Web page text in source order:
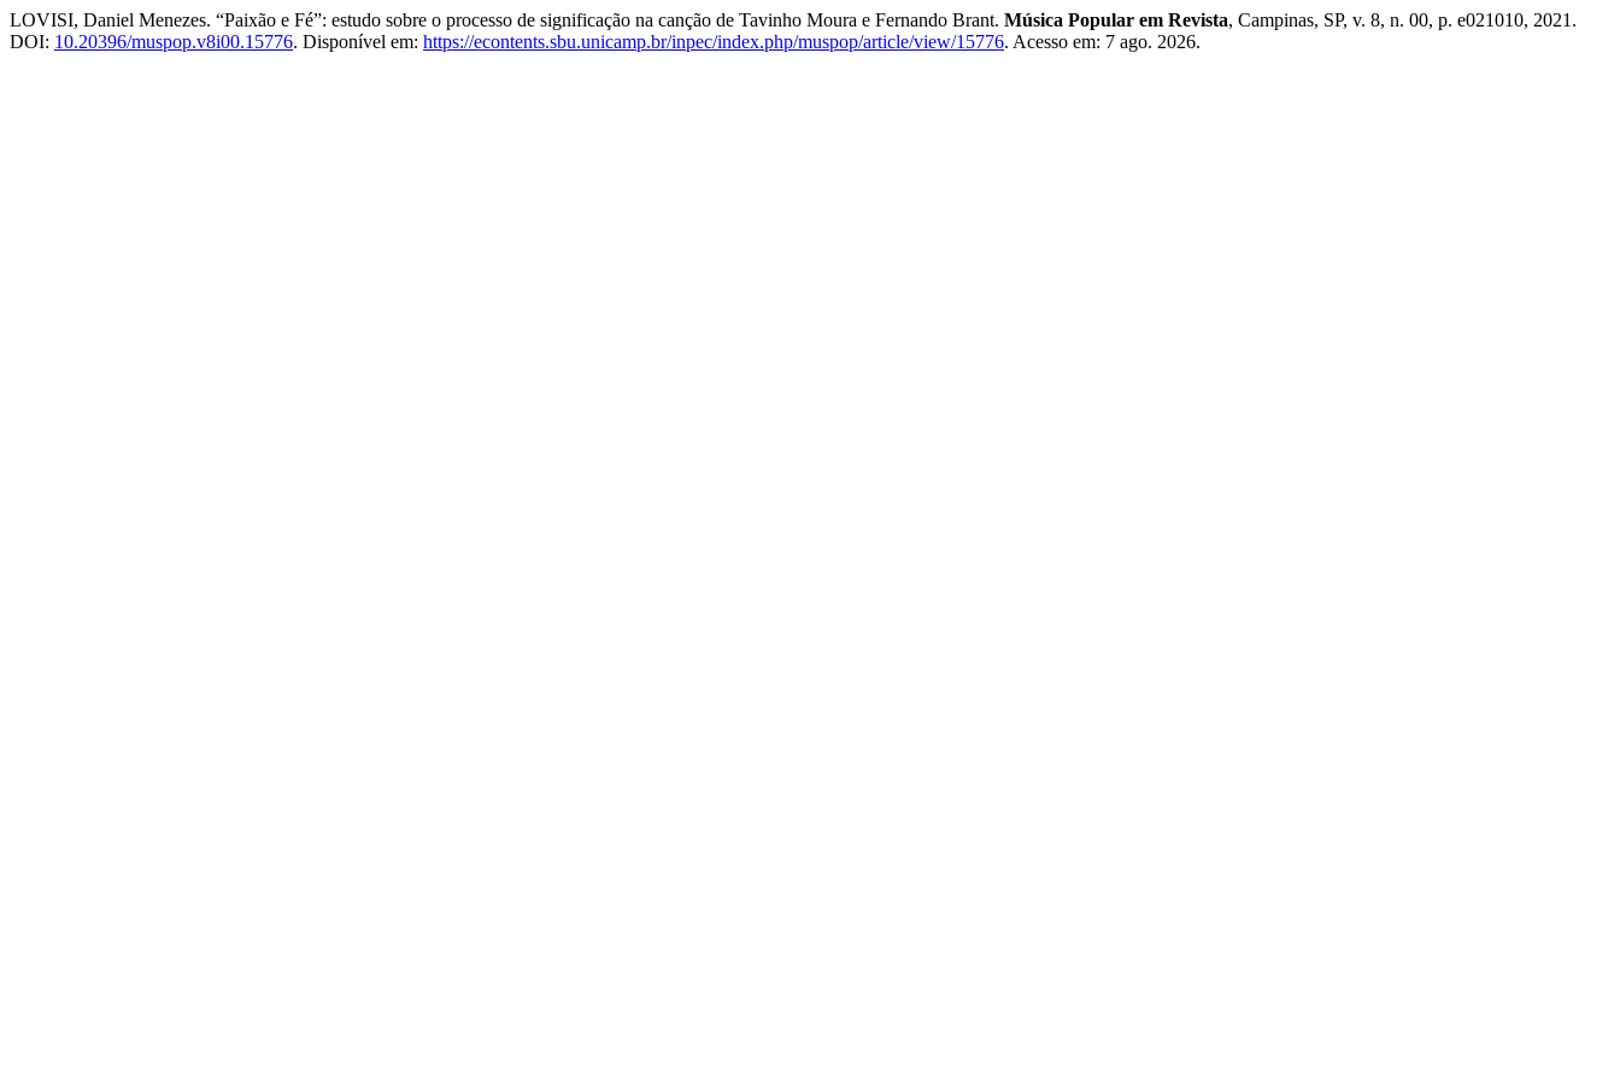
LOVISI, Daniel Menezes. “Paixão e Fé”: estudo sobre o processo de significação na canção de Tavinho Moura e Fernando Brant. Música Popular em Revista, Campinas, SP, v. 8, n. 00, p. e021010, 2021.
DOI: 10.20396/muspop.v8i00.15776. Disponível em: https://econtents.sbu.unicamp.br/inpec/index.php/muspop/article/view/15776. Acesso em: 7 ago. 2026.